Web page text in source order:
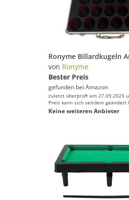
von Ronyme
Bester Preis
gefunden bei Amazon
zuletzt überprüft am 27.09.2025
Preis kann sich seitdem geändert
Keine weiteren Anbieter